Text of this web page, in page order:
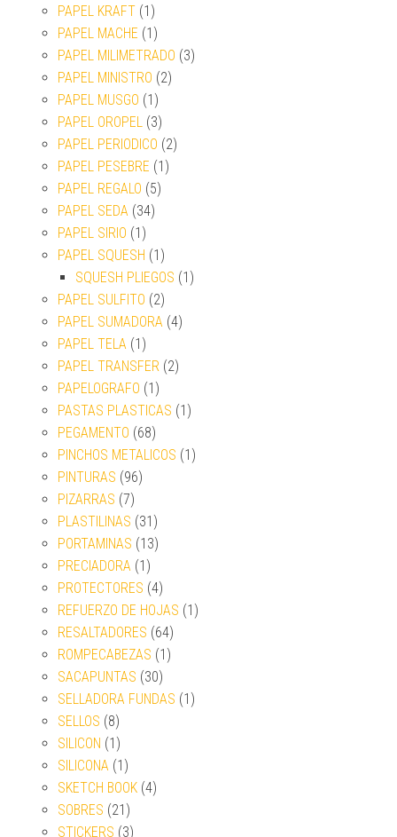
PAPEL KRAFT (1)
PAPEL MACHE (1)
PAPEL MILIMETRADO (3)
PAPEL MINISTRO (2)
PAPEL MUSGO (1)
PAPEL OROPEL (3)
PAPEL PERIODICO (2)
PAPEL PESEBRE (1)
PAPEL REGALO (5)
PAPEL SEDA (34)
PAPEL SIRIO (1)
PAPEL SQUESH (1)
SQUESH PLIEGOS (1)
PAPEL SULFITO (2)
PAPEL SUMADORA (4)
PAPEL TELA (1)
PAPEL TRANSFER (2)
PAPELOGRAFO (1)
PASTAS PLASTICAS (1)
PEGAMENTO (68)
PINCHOS METALICOS (1)
PINTURAS (96)
PIZARRAS (7)
PLASTILINAS (31)
PORTAMINAS (13)
PRECIADORA (1)
PROTECTORES (4)
REFUERZO DE HOJAS (1)
RESALTADORES (64)
ROMPECABEZAS (1)
SACAPUNTAS (30)
SELLADORA FUNDAS (1)
SELLOS (8)
SILICON (1)
SILICONA (1)
SKETCH BOOK (4)
SOBRES (21)
STICKERS (3)